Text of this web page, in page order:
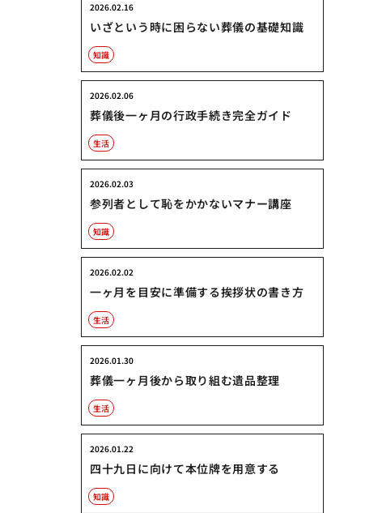
いざという時に困らない葬儀の基礎知識
2026.02.16
知識
葬儀後一ヶ月の行政手続き完全ガイド
2026.02.06
生活
参列者として恥をかかないマナー講座
2026.02.03
知識
一ヶ月を目安に準備する挨拶状の書き方
2026.02.02
生活
葬儀一ヶ月後から取り組む遺品整理
2026.01.30
生活
四十九日に向けて本位牌を用意する
2026.01.22
知識